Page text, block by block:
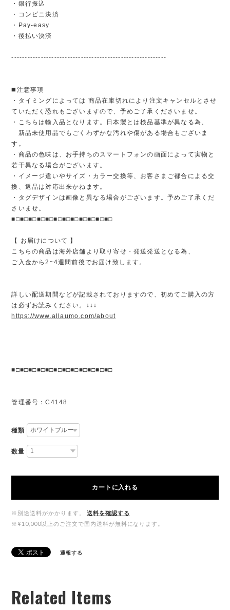
・銀行振込
・コンビニ決済
・Pay-easy
・後払い決済
----------------------------------------------------------
◼️注意事項
・タイミングによっては 商品在庫切れにより注文キャンセルとさせ
ていただく恐れもございますので、予めご了承くださいませ。
・こちらは輸入品となります。日本製とは検品基準が異なる為、
新品未使用品でもごくわずかな汚れや傷がある場合もございま
す。
・商品の色味は、お手持ちのスマートフォンの画面によって実物と
若干異なる場合がございます。
・イメージ違いやサイズ・カラー交換等、お客さまご都合による交
換、返品は対応出来かねます。
・タグデザインは画像と異なる場合がございます。予めご了承くだ
さいませ。
■□■□■□■□■□■□■□■□■□■□■□■□
【 お届けについて 】
こちらの商品は海外店舗より取り寄せ・発送発送となる為、
ご入金から2~4週間前後でお届け致します。
詳しい配送期間などが記載されておりますので、初めてご購入の方
は必ずお読みください。↓↓↓
https://www.allaumo.com/about
■□■□■□■□■□■□■□■□■□■□■□■□
管理番号：C4148
種類
数量
カートに入れる
※別途送料がかかります。
送料を確認する
※¥10,000以上のご注文で国内送料が無料になります。
通報する
Related Items